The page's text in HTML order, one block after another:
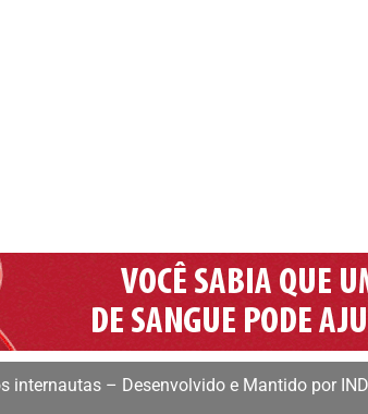
internautas – Desenvolvido e Mantido por